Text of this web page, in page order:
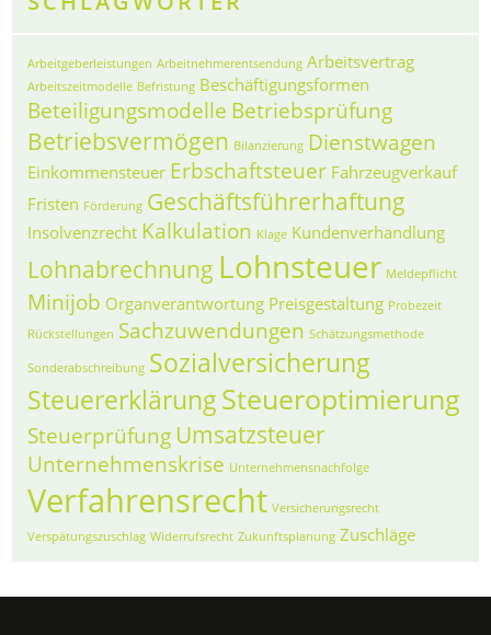
Arbeitgeberleistungen Arbeitnehmerentsendung Arbeitsvertrag
Arbeitszeitmodelle Befristung Beschäftigungsformen
Beteiligungsmodelle Betriebsprüfung
Betriebsvermögen Bilanzierung Dienstwagen
Einkommensteuer Erbschaftsteuer Fahrzeugverkauf
Fristen Förderung Geschäftsführerhaftung
Insolvenzrecht Kalkulation Klage Kundenverhandlung
Lohnabrechnung Lohnsteuer Meldepflicht
Minijob Organverantwortung Preisgestaltung Probezeit
Rückstellungen Sachzuwendungen Schätzungsmethode
Sonderabschreibung Sozialversicherung
SteuererklärungSteueroptimierung
Steuerprüfung Umsatzsteuer
Unternehmenskrise Unternehmensnachfolge
Verfahrensrecht Versicherungsrecht
Verspätungszuschlag Widerrufsrecht Zukunftsplanung Zuschläge